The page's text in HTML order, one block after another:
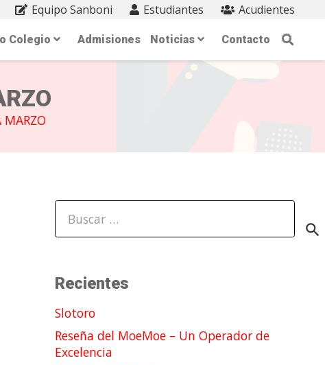
Equipo Sanboni Estudiantes Acudientes
Colegio Admisiones Noticias Contacto
MARZO
Recientes
Slotoro
Reseña del MoeMoe – Un Operador de
Excelencia